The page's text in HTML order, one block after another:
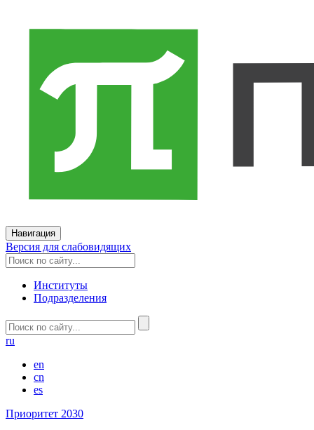
Навигация
Версия для слабовидящих
Институты
Подразделения
ru
en
cn
es
Приоритет 2030